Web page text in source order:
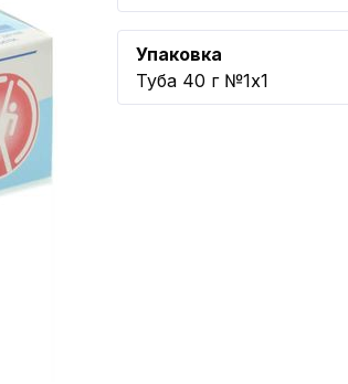
Упаковка
Туба 40 г №1x1